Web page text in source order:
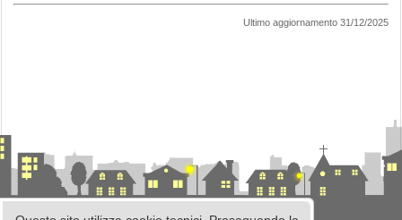
Ultimo aggiornamento 31/12/2025